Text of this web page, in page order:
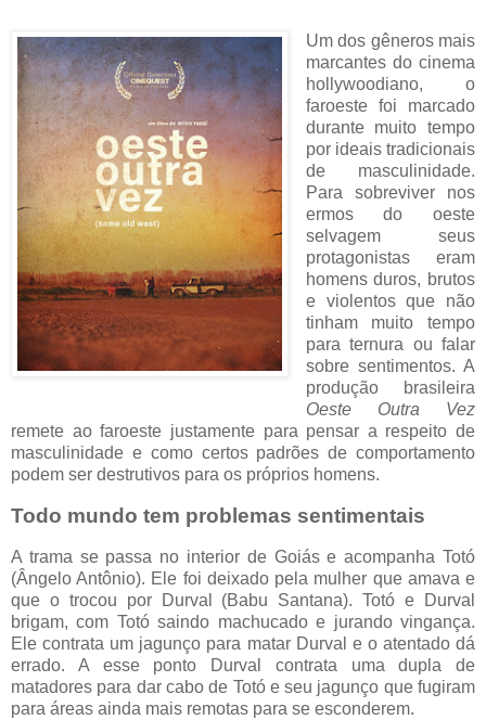
Um dos gêneros mais
marcantes do cinema
hollywoodiano, o
faroeste foi marcado
durante muito tempo
por ideais tradicionais
de masculinidade.
Para sobreviver nos
ermos do oeste
selvagem seus
protagonistas eram
homens duros, brutos
e violentos que não
tinham muito tempo
para ternura ou falar
sobre sentimentos. A
produção brasileira
Oeste Outra Vez
remete ao faroeste justamente para pensar a respeito de
masculinidade e como certos padrões de comportamento
podem ser destrutivos para os próprios homens.
Todo mundo tem problemas sentimentais
A trama se passa no interior de Goiás e acompanha Totó
(Ângelo Antônio). Ele foi deixado pela mulher que amava e
que o trocou por Durval (Babu Santana). Totó e Durval
brigam, com Totó saindo machucado e jurando vingança.
Ele contrata um jagunço para matar Durval e o atentado dá
errado. A esse ponto Durval contrata uma dupla de
matadores para dar cabo de Totó e seu jagunço que fugiram
para áreas ainda mais remotas para se esconderem.